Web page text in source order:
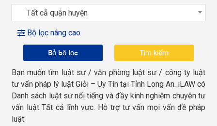
Tất cả quận huyện
Bộ lọc nâng cao
Bỏ bộ lọc
Bạn muốn tìm luật sư / văn phòng luật sư / công ty luật
tư vấn pháp lý luật Giỏi – Uy Tín tại Tỉnh Long An. iLAW có
Danh sách luật sư nổi tiếng và đầy kinh nghiệm chuyên tư
vấn luật Tất cả lĩnh vực. Hỗ trợ tư vấn mọi vấn đề pháp
luật